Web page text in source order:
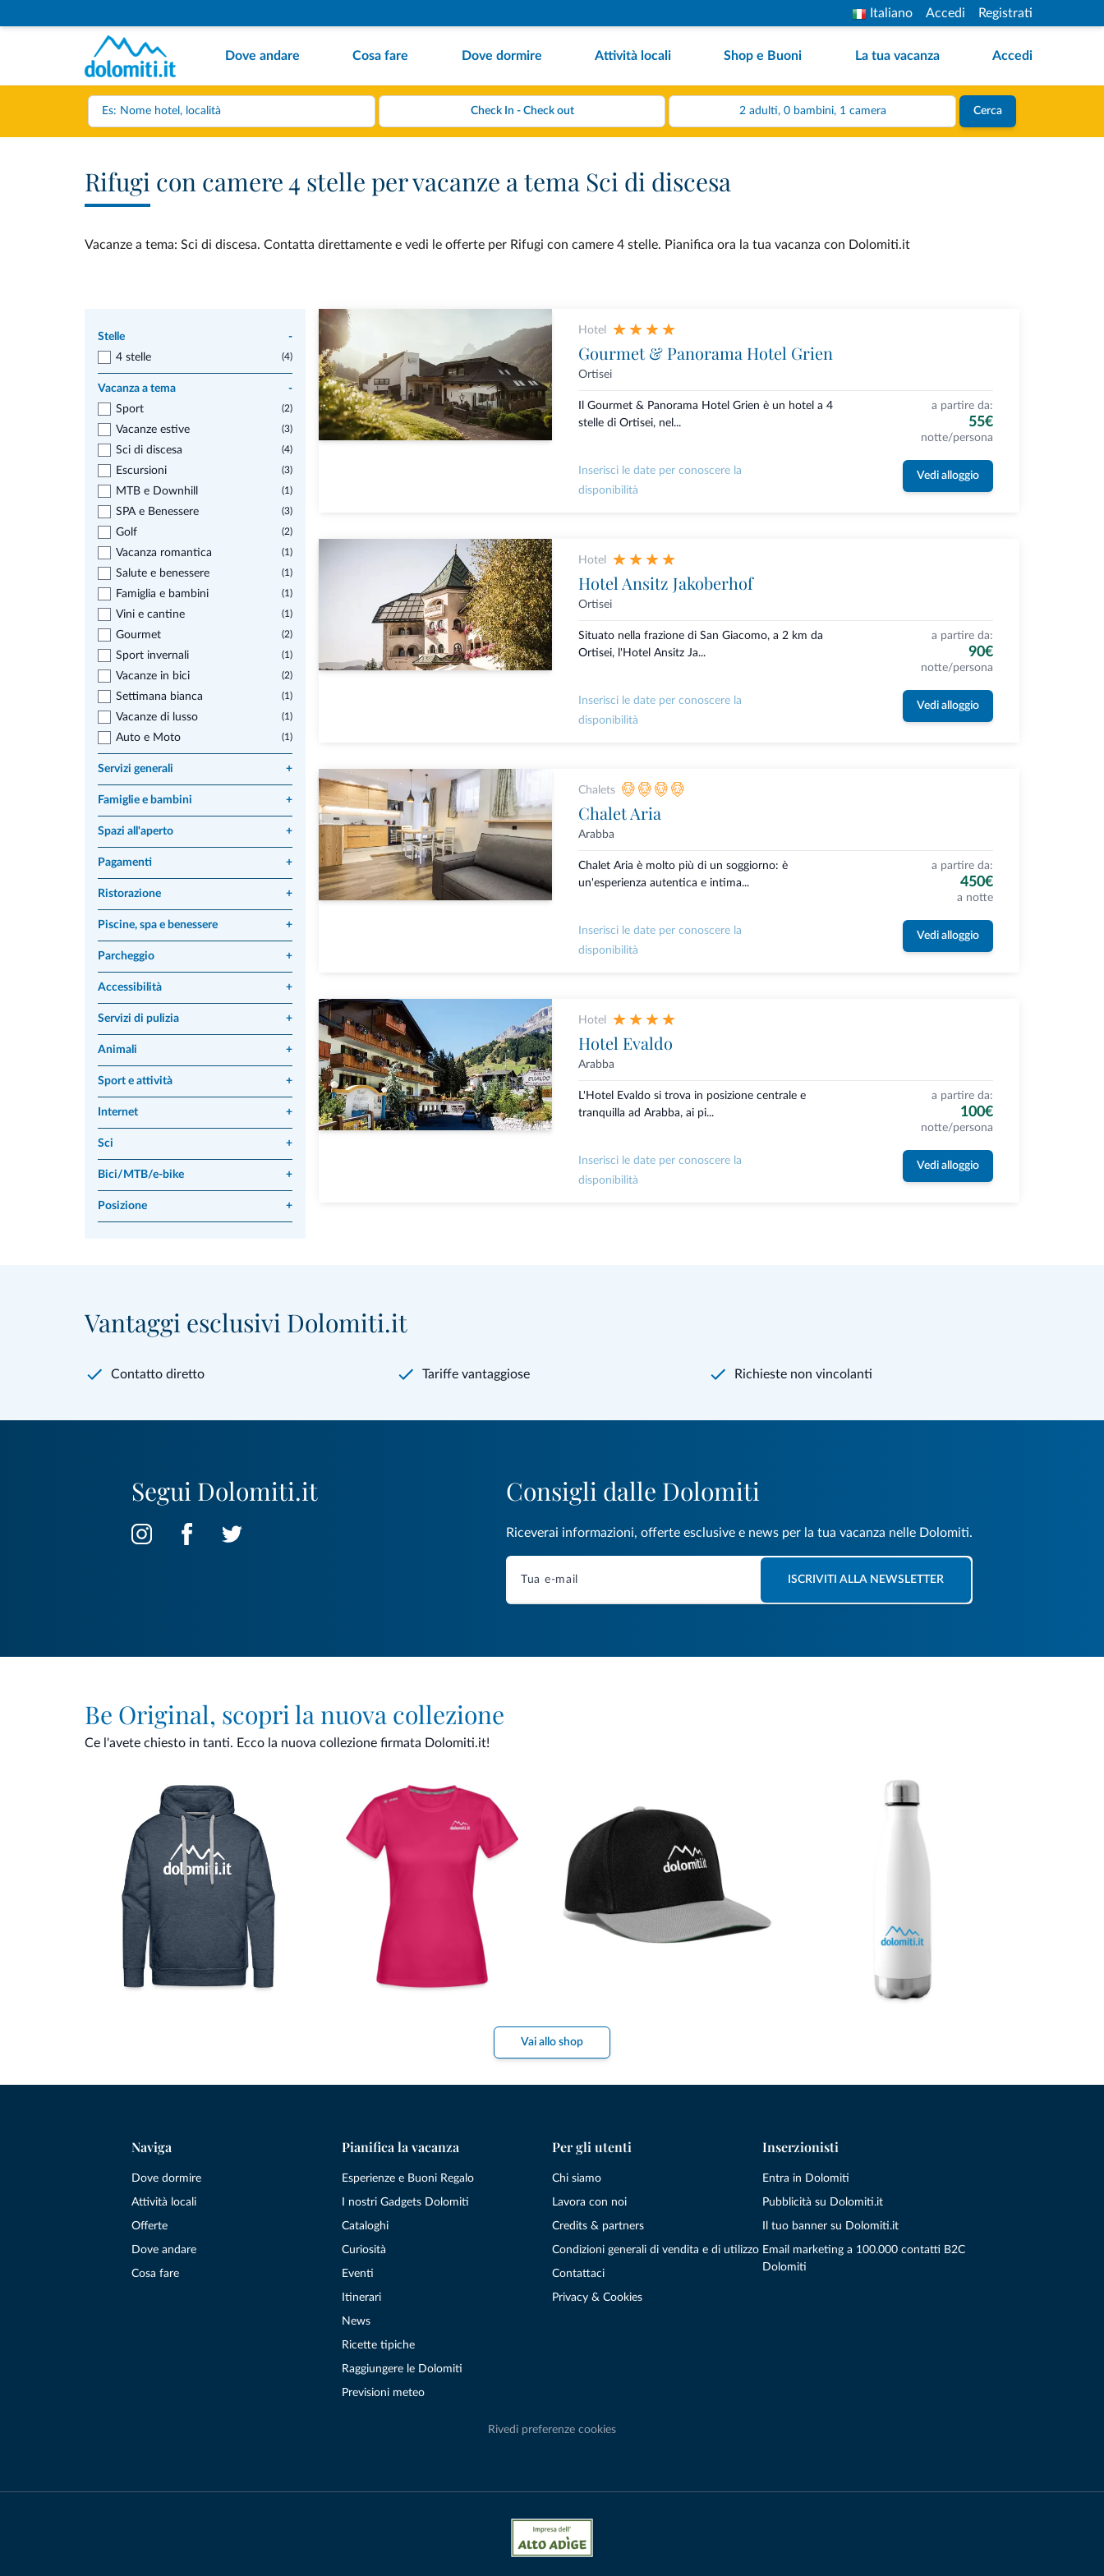
Italiano Accedi Registrati
Dove andare Cosa fare Dove dormire Attività locali Shop e Buoni La tua vacanza Accedi
2 adulti, 0 bambini, 1 camera Cerca
Rifugi con camere 4 stelle per vacanze a tema Sci di discesa
Vacanze a tema: Sci di discesa. Contatta direttamente e vedi le offerte per Rifugi con camere 4 stelle. Pianifica ora la tua vacanza con Dolomiti.it
Stelle
-
4 stelle
(4)
Vacanza a tema
-
Sport
(2)
Vacanze estive (3)
Sci di discesa (4)
Escursioni (3)
MTB e Downhill (1)
SPA e Benessere (3)
Golf (2)
Vacanza romantica (1)
Salute e benessere (1)
Famiglia e bambini (1)
Vini e cantine (1)
Gourmet (2)
Sport invernali (1)
Vacanze in bici (2)
Settimana bianca (1)
Vacanze di lusso (1)
Auto e Moto (1)
Servizi generali +
Famiglie e bambini +
Spazi all'aperto +
Pagamenti +
Ristorazione +
Piscine, spa e benessere +
Parcheggio +
Accessibilità +
Servizi di pulizia +
Animali +
Sport e attività +
Internet +
Sci +
Bici/MTB/e-bike +
Posizione +
Hotel
Gourmet & Panorama Hotel Grien
Ortisei
Il Gourmet & Panorama Hotel Grien è un hotel a 4
stelle di Ortisei, nel...
a partire da:
55€
notte/persona
Inserisci le date per conoscere la
disponibilità
Vedi alloggio
Hotel
Hotel Ansitz Jakoberhof
Ortisei
Situato nella frazione di San Giacomo, a 2 km da
Ortisei, l'Hotel Ansitz Ja...
a partire da:
90€
notte/persona
Inserisci le date per conoscere la
disponibilità
Vedi alloggio
Chalets
Chalet Aria
Arabba
Chalet Aria è molto più di un soggiorno: è
un'esperienza autentica e intima...
a partire da:
450€
a notte
Inserisci le date per conoscere la
disponibilità
Vedi alloggio
Hotel
Hotel Evaldo
Arabba
L'Hotel Evaldo si trova in posizione centrale e
tranquilla ad Arabba, ai pi...
a partire da:
100€
notte/persona
Inserisci le date per conoscere la
disponibilità
Vedi alloggio
Vantaggi esclusivi Dolomiti.it
Contatto diretto Tariffe vantaggiose Richieste non vincolanti
Segui Dolomiti.it Consigli dalle Dolomiti
Riceverai informazioni, offerte esclusive e news per la tua vacanza nelle Dolomiti.
ISCRIVITI ALLA NEWSLETTER
Be Original, scopri la nuova collezione
Ce l'avete chiesto in tanti. Ecco la nuova collezione firmata Dolomiti.it!
Vai allo shop
Naviga
Dove dormire
Attività locali
Offerte
Dove andare
Cosa fare
Pianifica la vacanza
Esperienze e Buoni Regalo
I nostri Gadgets Dolomiti
Cataloghi
Curiosità
Eventi
Itinerari
News
Ricette tipiche
Raggiungere le Dolomiti
Previsioni meteo
Per gli utenti
Chi siamo
Lavora con noi
Credits & partners
Condizioni generali di vendita e di utilizzo
Contattaci
Privacy & Cookies
Inserzionisti
Entra in Dolomiti
Pubblicità su Dolomiti.it
Il tuo banner su Dolomiti.it
Email marketing a 100.000 contatti B2C
Dolomiti
Rivedi preferenze cookies